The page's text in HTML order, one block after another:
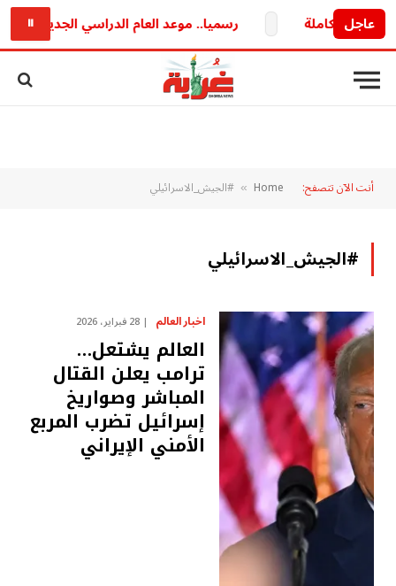
عاجل رسميا.. موعد العام الدراسي الجديد 2026/2027 وخريطة الدراسة والامتحانات كاملة ⏸
أنت الآن تتصفح: Home
» #الجيش_الاسرائيلي
#الجيش_الاسرائيلي
اخبار العالم 28 فبراير، 2026
العالم يشتعل…
ترامب يعلن القتال
المباشر وصواريخ
إسرائيل تضرب المربع
الأمني الإيراني